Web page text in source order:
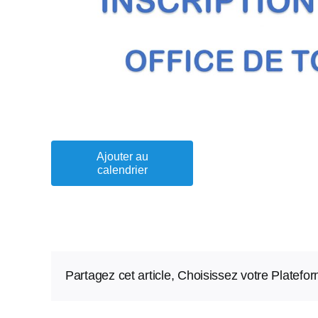
Ajouter au
calendrier
Partagez cet article, Choisissez votre